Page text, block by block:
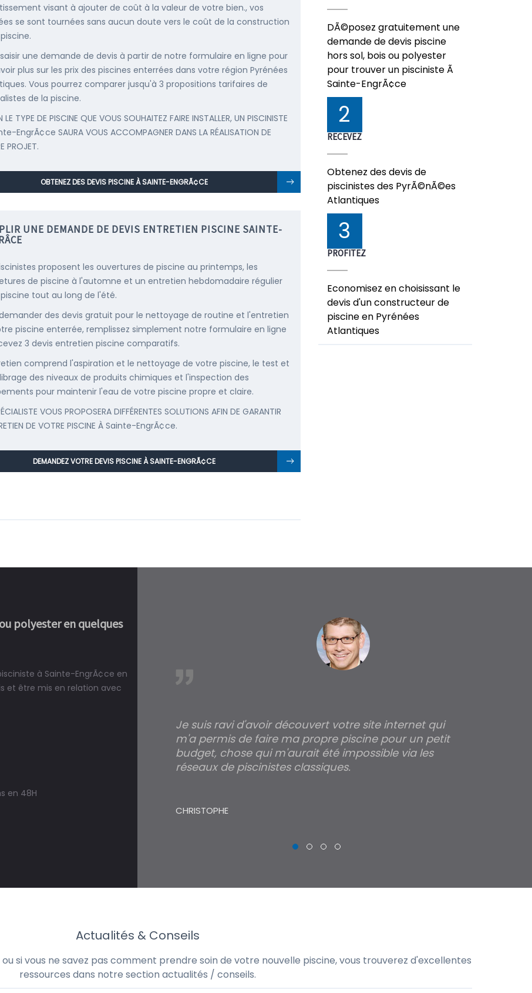
visant à ajouter de coût à la valeur de votre bien., vos
se sont tournées sans aucun doute vers le coût de la construction
une demande de devis à partir de notre formulaire en ligne pour
plus sur les prix des piscines enterrées dans votre région Pyrénées
Vous pourrez comparer jusqu'à 3 propositions tarifaires de
de la piscine.
LE TYPE DE PISCINE QUE VOUS SOUHAITEZ FAIRE INSTALLER, UN PISCINISTE
EngrÃ¢ce SAURA VOUS ACCOMPAGNER DANS LA RÉALISATION DE
PROJET.
OBTENEZ DES DEVIS PISCINE À SAINTE-ENGRÃ¢CE
UNE DEMANDE DE DEVIS ENTRETIEN PISCINE SAINTE-
proposent les ouvertures de piscine au printemps, les
de piscine à l'automne et un entretien hebdomadaire régulier
tout au long de l'été.
des devis gratuit pour le nettoyage de routine et l'entretien
piscine enterrée, remplissez simplement notre formulaire en ligne
3 devis entretien piscine comparatifs.
comprend l'aspiration et le nettoyage de votre piscine, le test et
des niveaux de produits chimiques et l'inspection des
pour maintenir l'eau de votre piscine propre et claire.
VOUS PROPOSERA DIFFÉRENTES SOLUTIONS AFIN DE GARANTIR
DE VOTRE PISCINE À Sainte-EngrÃ¢ce.
DEMANDEZ VOTRE DEVIS PISCINE À SAINTE-ENGRÃ¢CE
DÃ©posez gratuitement une
demande de devis piscine
hors sol, bois ou polyester
pour trouver un pisciniste Ã
Sainte-EngrÃ¢ce
2
RECEVEZ
Obtenez des devis de
piscinistes des PyrÃ©nÃ©es
Atlantiques
3
PROFITEZ
Economisez en choisissant le
devis d'un constructeur de
piscine en Pyrénées
Atlantiques
polyester en quelques
à Sainte-EngrÃ¢ce en
et être mis en relation avec
en 48H
une piscine est bien
Je suis ravi d'avoir découvert votre site internet qui
m'a permis de faire ma propre piscine pour un petit
budget, chose qui m'aurait été impossible via les
réseaux de piscinistes classiques.
CHRISTOPHE
Actualités & Conseils
si vous ne savez pas comment prendre soin de votre nouvelle piscine, vous trouverez d'excellentes
ressources dans notre section actualités / conseils.